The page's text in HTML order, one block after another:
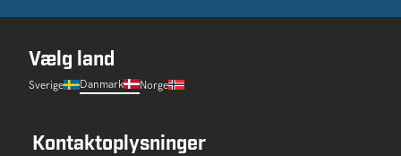
Vælg land
Sverige Danmark Norge
Kontaktoplysninger